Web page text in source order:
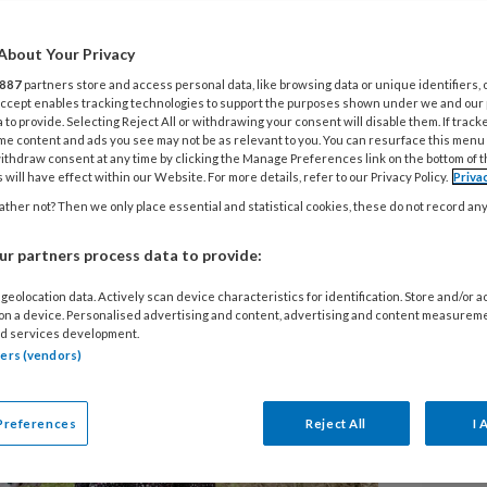
we vaak aan wat oudere
ook heel jonge kinderen kunnen
pedagoog Saskia van Schaik van
vriendschap hoef je niet echt met
Your Privacy
887 partners store and access personal data, like browsing data or unique identifiers,
enables tracking technologies to support the purposes shown under we and
to provide. Selecting Reject All or withdrawing your consent will disable them. If
content and ads you see may not be as relevant to you. You can resurface this
consent at any time by clicking the Manage Preferences link on the bottom of
will have effect within our Website. For more details, refer to our Privacy Policy.
not? Then we only place essential and statistical cookies, these do not record
partners process data to provide:
data. Actively scan device characteristics for identification. Store and/or
a device. Personalised advertising and content, advertising and content
services development.
(vendors)
Reject All I